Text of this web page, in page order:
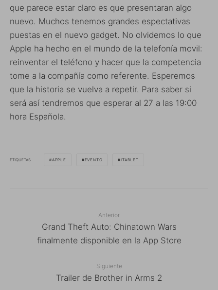
que parece estar claro es que presentaran algo
nuevo. Muchos tenemos grandes espectativas
puestas en el nuevo gadget. No olvidemos lo que
Apple ha hecho en el mundo de la telefonía movil:
reinventar el teléfono y hacer que la competencia
tome a la compañía como referente. Esperemos
que la historia se vuelva a repetir. Para saber si
será así tendremos que esperar al 27 a las 19:00
hora Española.
ETIQUETAS APPLE EVENTO ITABLET
Anterior
Grand Theft Auto: Chinatown Wars
finalmente disponible en la App Store
Siguiente
Trailer de Brother in Arms 2